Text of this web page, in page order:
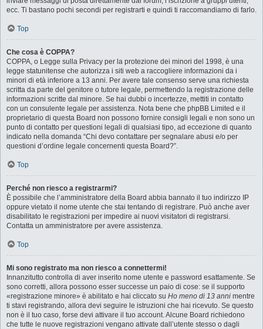
ecc. Ti bastano pochi secondi per registrarti e quindi ti raccomandiamo di farlo.
Top
Che cosa è COPPA?
COPPA, o Legge sulla Privacy per la protezione dei minori del 1998, è una
legge statunitense che autorizza i siti web a raccogliere informazioni da i
minori di età inferiore a 13 anni. Per avere tale consenso serve una richiesta
scritta da parte del genitore o tutore legale, permettendo la registrazione delle
informazioni scritte dal minore. Se hai dubbi o incertezze, mettiti in contatto
con un consulente legale per assistenza. Nota bene che phpBB Limited e il
proprietario di questa Board non possono fornire consigli legali e non sono un
punto di contatto per questioni legali di qualsiasi tipo, ad eccezione di quanto
indicato nella domanda “Chi devo contattare per segnalare abusi e/o per
questioni d’ordine legale concernenti questa Board?”.
Top
Perché non riesco a registrarmi?
È possibile che l’amministratore della Board abbia bannato il tuo indirizzo IP
oppure vietato il nome utente che stai tentando di registrare. Può anche aver
disabilitato le registrazioni per impedire ai nuovi visitatori di registrarsi.
Contatta un amministratore per avere assistenza.
Top
Mi sono registrato ma non riesco a connettermi!
Innanzitutto controlla di aver inserito nome utente e password esattamente. Se
sono corretti, allora possono esser successe un paio di cose: se il supporto
«registrazione minore» è abilitato e hai cliccato su Ho meno di 13 anni mentre
ti stavi registrando, allora devi seguire le istruzioni che hai ricevuto. Se questo
non è il tuo caso, forse devi attivare il tuo account. Alcune Board richiedono
che tutte le nuove registrazioni vengano attivate dall’utente stesso o dagli